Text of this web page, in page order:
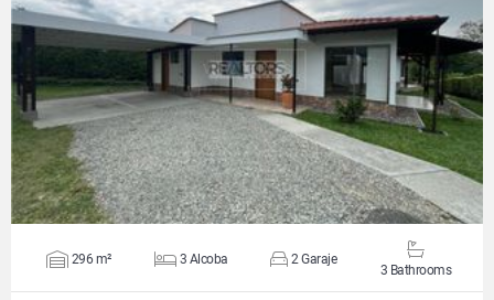
VIEW DETAILS
296 m² 3 Alcoba 2 Garaje
3 Bathrooms